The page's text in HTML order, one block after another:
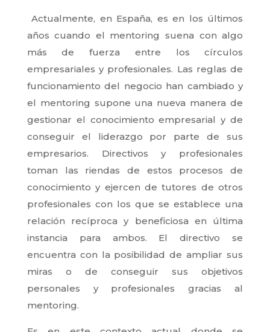
Actualmente, en España, es en los últimos
años cuando el mentoring suena con algo
más de fuerza entre los círculos
empresariales y profesionales. Las reglas de
funcionamiento del negocio han cambiado y
el mentoring supone una nueva manera de
gestionar el conocimiento empresarial y de
conseguir el liderazgo por parte de sus
empresarios. Directivos y profesionales
toman las riendas de estos procesos de
conocimiento y ejercen de tutores de otros
profesionales con los que se establece una
relación recíproca y beneficiosa en última
instancia para ambos. El directivo se
encuentra con la posibilidad de ampliar sus
miras o de conseguir sus objetivos
personales y profesionales gracias al
mentoring.